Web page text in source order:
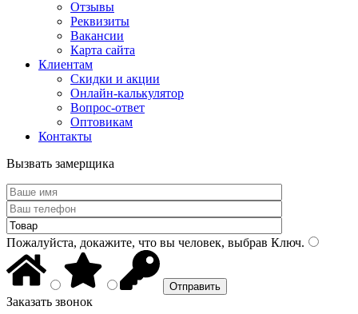
Отзывы
Реквизиты
Вакансии
Карта сайта
Клиентам
Скидки и акции
Онлайн-калькулятор
Вопрос-ответ
Оптовикам
Контакты
Вызвать замерщика
Пожалуйста, докажите, что вы человек, выбрав Ключ.
Заказать звонок